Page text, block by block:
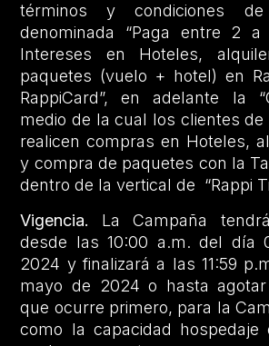
términos y condiciones
denominada “Paga entre 2
Intereses en Hoteles,
paquetes (vuelo + hotel) en
RappiCard”, en adelante la
medio de la cual los clientes de
realicen compras en Hoteles,
y compra de paquetes con la
dentro de la vertical de “Rappi
Vigencia.
La Campaña
desde las 10:00 a.m. del día
2024 y finalizará a las 11:59
mayo de 2024 o hasta
que ocurre primero, para la
como la capacidad hospedaje